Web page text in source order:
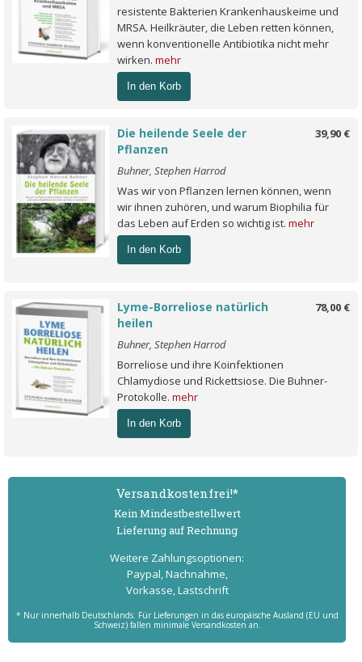
resistente Bakterien Krankenhauskeime und
MRSA. Heilkräuter, die Leben retten können,
wenn konventionelle Antibiotika nicht mehr
wirken. mehr
In den Korb
39,90 €
Die heilende Seele der
Pflanzen
Buhner, Stephen Harrod
Was wir von Pflanzen lernen können, wenn
wir ihnen zuhören, und warum Biophilia für
das Leben auf Erden so wichtig ist. mehr
In den Korb
78,00 €
Lyme-Borreliose natürlich
heilen
Buhner, Stephen Harrod
Borreliose und ihre Koinfektionen
Chlamydiose und Rickettsiose. Die Buhner-
Protokolle. mehr
In den Korb
Versand­kostenfrei!*
Kein Mindest­bestell­wert
Lieferung auf Rechnung
Weitere Zahlungs­optionen:
Paypal, Nachnahme,
Vorkasse, Lastschrift
* Nur innerhalb Deutschlands. Für Lieferungen in das europäische Ausland (EU und
Schweiz) fallen minimale Versandkosten an.